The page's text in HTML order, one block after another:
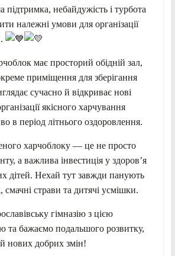
небайдужість і турбота
належні умови для організації
має просторий обідній зал,
приміщення для зберігання
сучасно й відкриває нові
якісного харчування
в період літнього оздоровлення.
харчоблоку — це не просто
а важлива інвестиція у здоров’я
дітей. Нехай тут завжди панують
смачні страви та дитячі усмішки.
гімназію з цією
та бажаємо подальшого розвитку,
нових добрих змін!